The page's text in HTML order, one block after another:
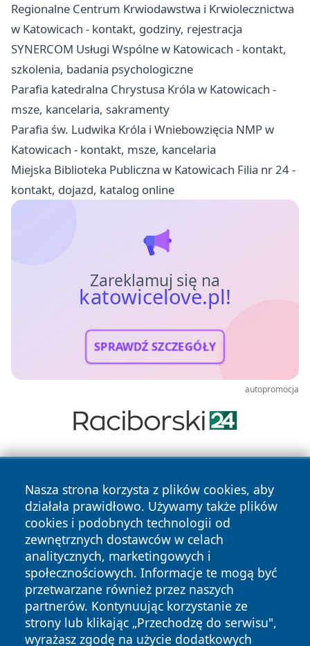
Regionalne Centrum Krwiodawstwa i Krwiolecznictwa
w Katowicach - kontakt, godziny, rejestracja
SYNERCOM Usługi Wspólne w Katowicach - kontakt,
szkolenia, badania psychologiczne
Parafia katedralna Chrystusa Króla w Katowicach -
msze, kancelaria, sakramenty
Parafia św. Ludwika Króla i Wniebowzięcia NMP w
Katowicach - kontakt, msze, kancelaria
Miejska Biblioteka Publiczna w Katowicach Filia nr 24 -
kontakt, dojazd, katalog online
Zareklamuj się na
katowicelove.pl!
SPRAWDŹ SZCZEGÓŁY
autopromocja
Nasza strona korzysta z plików cookies, aby
działała prawidłowo. Używamy także plików
cookies i podobnych technologii od
zewnętrznych dostawców w celach
analitycznych, marketingowych i
społecznościowych. Informacje te mogą być
przetwarzane również przez naszych
partnerów. Kontynuując korzystanie ze
strony lub klikając „Przechodzę do serwisu",
wyrażasz zgodę na użycie dodatkowych
Copyright © 2026 katowicelove.pl Wszystkie prawa
zastrzeżone.
News Autorzy
Polityka
Prywatności
Polityka
Cookies